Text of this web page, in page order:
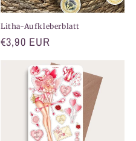
Litha-Aufkleberblatt
Normaler
€3,90 EUR